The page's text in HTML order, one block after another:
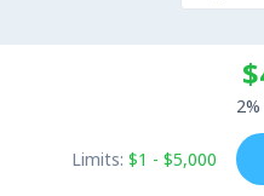
Limits: $1 - $5,000